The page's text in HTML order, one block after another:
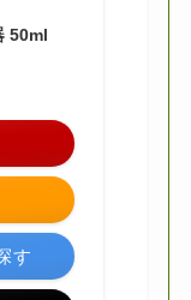
50ml
す